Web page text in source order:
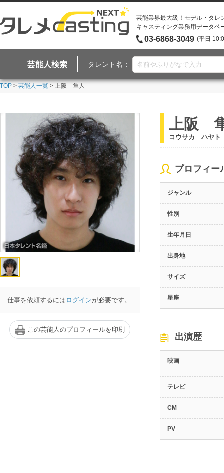
芸能業界最大級！モデル・タレ
キャスティング業務用データベ
03-6868-3049 (平日
芸能人検索 タレント名：
TOP > 芸能人一覧 > 上阪 隼人
仕事を依頼するには ログインが必要です。
この芸能人のプロフィールを印刷
上阪
コウサカ ハヤト
プロフィー
ジャンル
性別
生年月日
出身地
サイズ
星座
出演歴
映画
テレビ
CM
PV